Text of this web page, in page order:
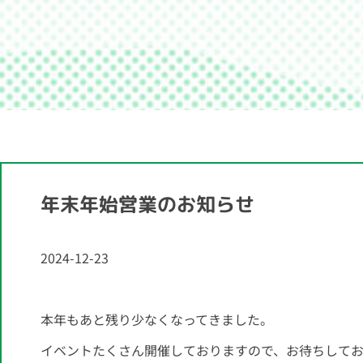
年末年始営業のお知らせ
2024-12-23
本年もあと残り少なくなってきました。
イベントたくさん開催しておりますので、お待ちして